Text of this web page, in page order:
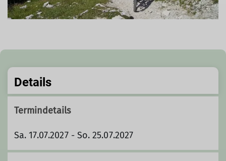
Details
Termindetails
Sa. 17.07.2027 - So. 25.07.2027